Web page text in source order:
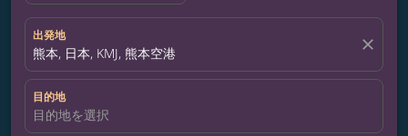
出発地
熊本, 日本, KMJ, 熊本空港 close
目的地
目的地を選択